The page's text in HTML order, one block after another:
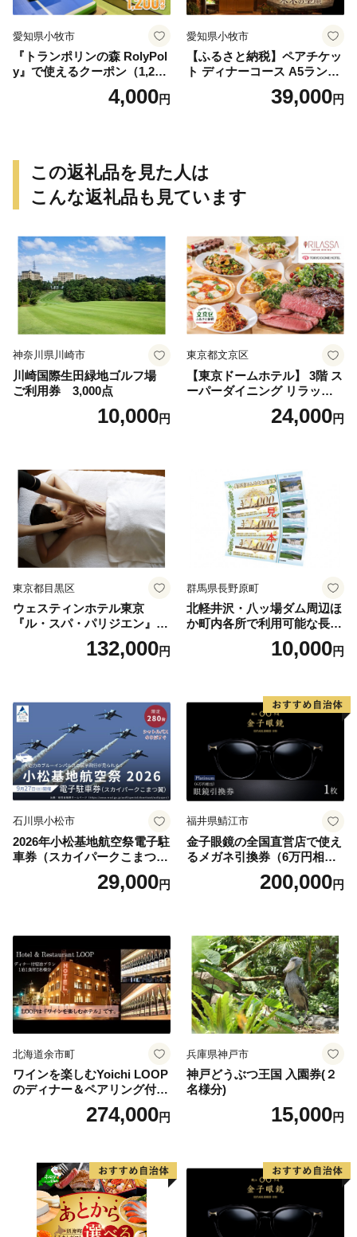
愛知県小牧市
『トランポリンの森 RolyPol
y』で使えるクーポン（1,200
4,000円
愛知県小牧市
【ふるさと納税】ペアチケッ
ト ディナーコース A5ランク
飛騨牛 コース 記念日 お誕生
日 特別な日 完全個室 ノンア
県 小牧市 送料無料
39,000円
この返礼品を見た人は
こんな返礼品も見ています
神奈川県川崎市
川崎国際生田緑地ゴルフ場
ご利用券 3,000点
10,000円
東京都文京区
【東京ドームホテル】 3階 ス
ーパーダイニング リラッサ
ランチブッフェ お食事券 大
人1名様分 関東 東京 ご利用
24,000円
東京都目黒区
ウェスティンホテル東京
『ル・スパ・パリジエン』選
べるボディセラピー90分/1名
132,000円
群馬県長野原町
北軽井沢・八ッ場ダム周辺ほ
か町内各所で利用可能な長野
原町ふるさと感謝券（3,000
円分）【トラベル 観光 旅行
10,000円
石川県小松市
2026年小松基地航空祭電子駐
車券（スカイパークこまつ
翼） 駐車場 シャトルバスの
りばすぐ 石川県 小松市
29,000円
福井県鯖江市
金子眼鏡の全国直営店で使え
るメガネ引換券（6万円相
当） Platinum200,000円
北海道余市町
ワインを楽しむYoichi LOOP
のディナー＆ペアリング付宿
泊プラン＜デラックスツイン
274,000円
兵庫県神戸市
神戸どうぶつ王国 入園券(２
名様分)
15,000円